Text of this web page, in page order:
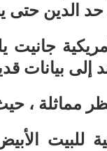
حتى يناير
إلى بيانات
مماثلة ،
للبيت